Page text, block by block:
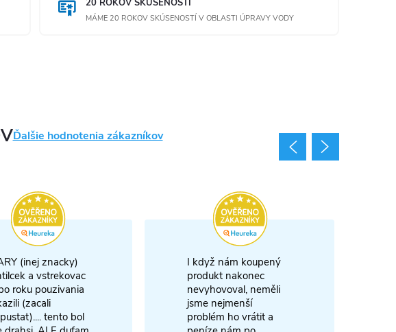
20 ROKOV SKÚSENOSTÍ
MÁME 20 ROKOV SKÚSENOSTÍ V OBLASTI ÚPRAVY VODY
Ďalšie hodnotenia zákazníkov
(inej znacky)
a vstrekovac
roku pouzivania
(zacali
tento bol
I když nám koupený
produkt nakonec
nevyhovoval, neměli
jsme nejmenší
problém ho vrátit a